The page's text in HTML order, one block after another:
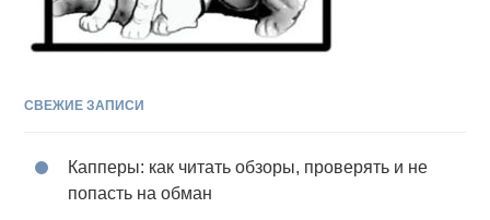
СВЕЖИЕ ЗАПИСИ
Капперы: как читать обзоры, проверять и не
попасть на обман